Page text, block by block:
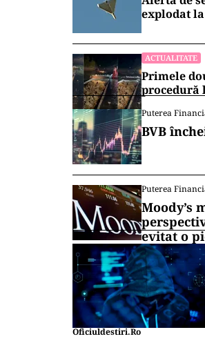
explodat
ACTUALITATE
Primele
procedură
Puterea
BVB
Puterea
Moody’s
evitat o
Oficiuldestiri.ro